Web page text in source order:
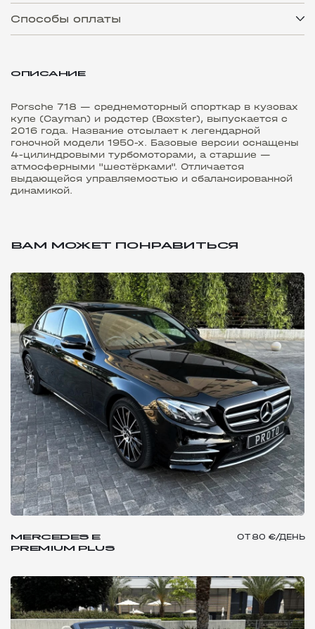
Способы оплаты
ОПИСАНИЕ
Porsche 718 — среднемоторный спорткар в кузовах
купе (Cayman) и родстер (Boxster), выпускается с
2016 года. Название отсылает к легендарной
гоночной модели 1950-х. Базовые версии оснащены
4-цилиндровыми турбомоторами, а старшие —
атмосферными "шестёрками". Отличается
выдающейся управляемостью и сбалансированной
динамикой.
ВАМ МОЖЕТ ПОНРАВИТЬСЯ
MERCEDES E
PREMIUM PLUS
ОТ80 €/ДЕНЬ